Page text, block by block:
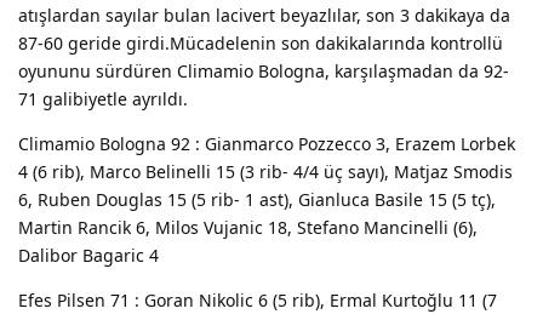
atışlardan sayılar bulan lacivert beyazlılar, son 3 dakikaya da
87-60 geride girdi.Mücadelenin son dakikalarında kontrollü
oyununu sürdüren Climamio Bologna, karşılaşmadan da 92-
71 galibiyetle ayrıldı.
Climamio Bologna 92 : Gianmarco Pozzecco 3, Erazem Lorbek
4 (6 rib), Marco Belinelli 15 (3 rib- 4/4 üç sayı), Matjaz Smodis
6, Ruben Douglas 15 (5 rib- 1 ast), Gianluca Basile 15 (5 tç),
Martin Rancik 6, Milos Vujanic 18, Stefano Mancinelli (6),
Dalibor Bagaric 4
Efes Pilsen 71 : Goran Nikolic 6 (5 rib), Ermal Kurtoğlu 11 (7